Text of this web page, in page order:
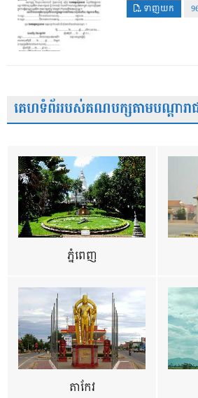
ទាញយក
គេហទំព័ររបស់គណបក្សតាមបណ្តារាជ
ភ្នំពេញ
តាកែវ